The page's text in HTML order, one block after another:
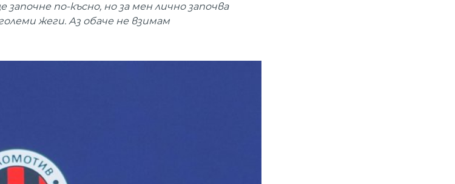
по-късно, но за мен лично започва
жеги. Аз обаче не взимам